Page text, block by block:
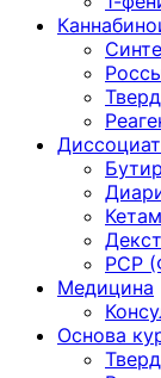
PCP
Медицина
Основа